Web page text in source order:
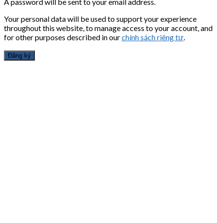
Your personal data will be used to support your experience
throughout this website, to manage access to your account, and
for other purposes described in ourchính sách riêng tư.
Đăng ký